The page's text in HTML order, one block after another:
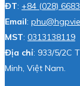
ĐT: +84 (028)
Email:
MST: 0313138119
Địa chỉ: 933/5/2C
Minh, Việt Nam.